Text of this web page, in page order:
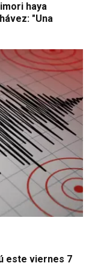
haya
"Una
este viernes 7